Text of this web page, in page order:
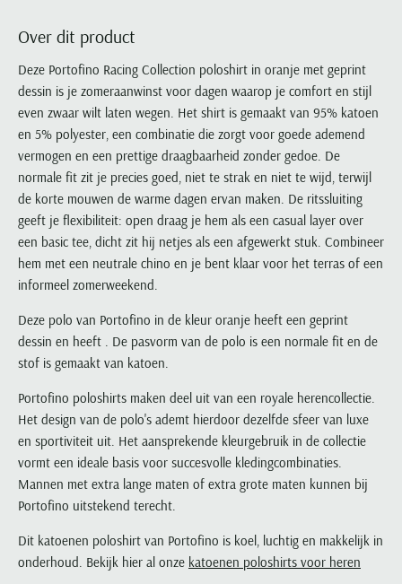
Profuomo
R2
Seidensticker
State of Art
Tommy Hilfiger
Vanguard
Xacus
Populaire kleuren
Wit overhemd heren
Blauw overhemd heren
Groen overhemd heren
Grote maten
Grote maten overhemden
Grote maten herenkleding
Flanellen overhemden
Linnen overhemden
Polo Ralph Lauren
Portofino
Profuomo
State of Art
Superdry
Tommy Hilfiger
Vanguard
Grote maten
Grote maten poloshirts
Grote maten herenmode
Populaire kleuren
Witte polo heren
Oranje polo heren
Blauwe polo heren
Groene polo heren
Ralph Lauren Slim Fit polo
PME Legend
Portofino
Profuomo
State of Art
Superdry
Thomas Maine
Tommy Hilfiger
Vanguard
William Lockie
Populaire materialen
Katoenen trui
Lamswollen trui
Merino wol trui
Katoenen vest
Wollen vest
Fleece trui
Grote maten
Grote maten truien
PME Legend
Polo Ralph Lauren
Portofino
Replay
Tommy Hilfiger
Tramarossa
Vanguard
Deals
2e broek voor de helft
Populaire merk lijnen
Meyer Chicago
Meyer Diego
Meyer Dubai
Grote maten
Grote maten broeken
Populaire fits
Polo Ralph Lauren
Portofino
Reset
State of Art
Superdry
Tenson
Tommy Hilfiger
UBR
Vanguard
Wellington of Billmore
Grote maten
Grote maten jassen
Grote maten winterjassen
Grote maten zomerjassen
Grote maten specialist
Model jas
Parka jassen
Bodywarmers
Olymp
Paul & Shark
Polo Ralph Lauren
PME Legend
Profuomo
R2
State of Art
Superdry
Tenson
Tramarossa
Vanguard
Ledub
Lyle & Scott
Mac
Maerz
Magnanni
Mason's
Mc Alson
Meyer
New Zealand
North 84
Olymp
Paul & Shark
People of Shibuya
Peuterey
Pierre Cardin
Polo Ralph Lauren
Portofino
PME Legend
Over dit product
Deze Portofino Racing Collection poloshirt in oranje met geprint
dessin is je zomeraanwinst voor dagen waarop je comfort en stijl
even zwaar wilt laten wegen. Het shirt is gemaakt van 95% katoen
en 5% polyester, een combinatie die zorgt voor goede ademend
vermogen en een prettige draagbaarheid zonder gedoe. De
normale fit zit je precies goed, niet te strak en niet te wijd, terwijl
de korte mouwen de warme dagen ervan maken. De ritssluiting
geeft je flexibiliteit: open draag je hem als een casual layer over
een basic tee, dicht zit hij netjes als een afgewerkt stuk. Combineer
hem met een neutrale chino en je bent klaar voor het terras of een
informeel zomerweekend.
Deze polo van Portofino in de kleur oranje heeft een geprint
dessin en heeft . De pasvorm van de polo is een normale fit en de
stof is gemaakt van katoen.
Portofino poloshirts maken deel uit van een royale herencollectie.
Het design van de polo's ademt hierdoor dezelfde sfeer van luxe
en sportiviteit uit. Het aansprekende kleurgebruik in de collectie
vormt een ideale basis voor succesvolle kledingcombinaties.
Mannen met extra lange maten of extra grote maten kunnen bij
Portofino uitstekend terecht.
Dit katoenen poloshirt van Portofino is koel, luchtig en makkelijk in
onderhoud. Bekijk hier al onze katoenen poloshirts voor heren